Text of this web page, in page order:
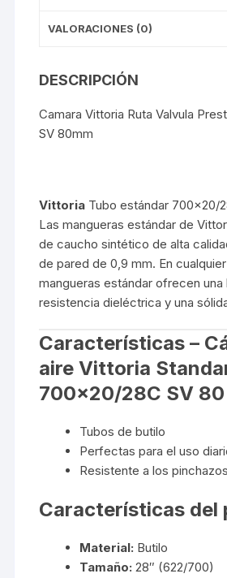
VALORACIONES (0)
DESCRIPCIÓN
Camara Vittoria Ruta Valvula
SV 80mm
Vittoria Tubo estándar 700×20/
Las mangueras estándar de
de caucho sintético de alta
de pared de 0,9 mm. En
mangueras estándar ofrecen una
resistencia dieléctrica y una
Características –
aire Vittoria
700×20/28C SV 80
Tubos de butilo
Perfectas para el uso
Resistente a los pinchazos
Características del
Material: Butilo
Tamaño: 28″ (622/700)